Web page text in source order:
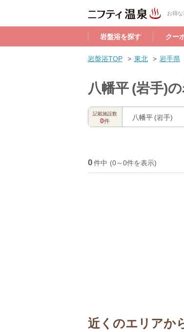
お得
岩盤浴を探す クー
岩盤浴TOP 東北 岩手県
八幡平 (岩手)
記載施設数
0件 八幡平 (岩手)
0件中 (0～0件を表示)
近くのエリアか